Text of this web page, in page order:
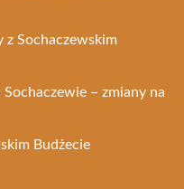
z Sochaczewskim
– zmiany na
Budżecie